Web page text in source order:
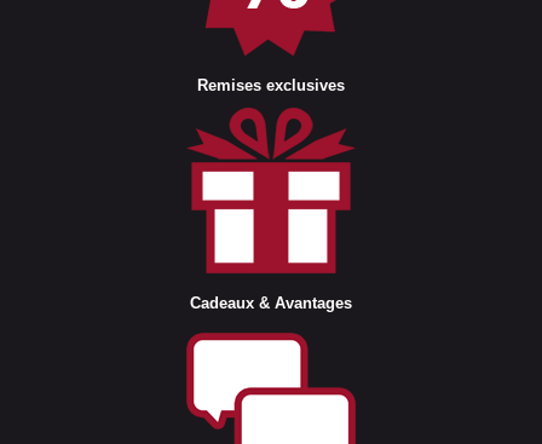
Remises exclusives
Cadeaux & Avantages